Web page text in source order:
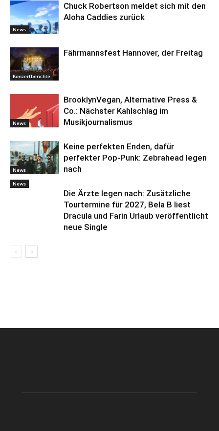
News
Chuck Robertson meldet sich mit den
Aloha Caddies zurück
Konzertberichte
Fährmannsfest Hannover, der Freitag
News
BrooklynVegan, Alternative Press &
Co.: Nächster Kahlschlag im
Musikjournalismus
News
Keine perfekten Enden, dafür
perfekter Pop-Punk: Zebrahead legen
nach
News
Die Ärzte legen nach: Zusätzliche
Tourtermine für 2027, Bela B liest
Dracula und Farin Urlaub veröffentlicht
neue Single